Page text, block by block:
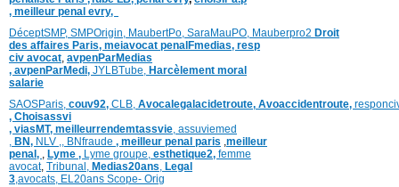
, meilleur penal evry,
DéceptSMP, SMPOrigin, MaubertPo, SaraMauPO, Mauberpro2 Droit
des affaires Paris, meiavocat penalFmedias, resp
civ avocat, avpenParMedias
, avpenParMedi, JYLBTube, Harcèlement moral
salarie
SAOSParis, couv92, CLB, Avocalegalacidetroute, Avoaccidentroute,
, Choisassvi
, viasMT, meilleurrendemtassvie, assuviemed
, BN, NLV ,, BNfraude , meilleur penal paris ,meilleur
penal, , Lyme , Lyme groupe, esthetique2, femme
avocat, Tribunal, Medias20ans, Legal
3,avocats, EL20ans Scope- Orig